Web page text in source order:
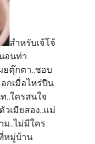
สำหรับเจ้โจ้
อนท่า
ยตุ๊กตา..ชอบ
กเมื่อไหร่ปีน
..ใครสนใจ
เมียสอง..แม่
..ไม่มีใคร
หมู่บ้าน